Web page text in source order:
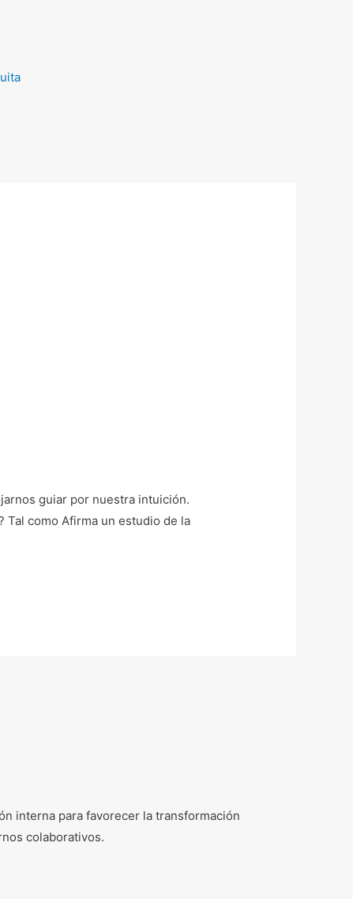
guiar por nuestra intuición.
como Afirma un estudio de la
interna para favorecer la transformación
colaborativos.